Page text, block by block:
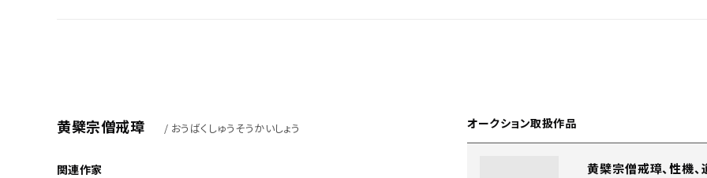
黄檗宗僧戒璋 / おうばくしゅうそうかいしょう
関連作家
オークション取扱作品
黄檗宗僧戒璋、性機、